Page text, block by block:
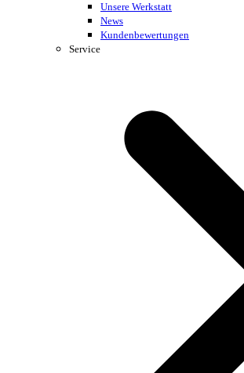
Unsere Werkstatt
News
Kundenbewertungen
Service